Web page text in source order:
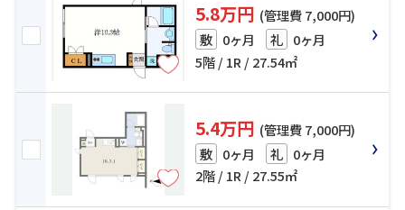
5.8万円 (管理費 7,000円)
敷 0ヶ月 礼 0ヶ月
5階 / 1R / 27.54㎡
5.4万円 (管理費 7,000円)
敷 0ヶ月 礼 0ヶ月
2階 / 1R / 27.55㎡